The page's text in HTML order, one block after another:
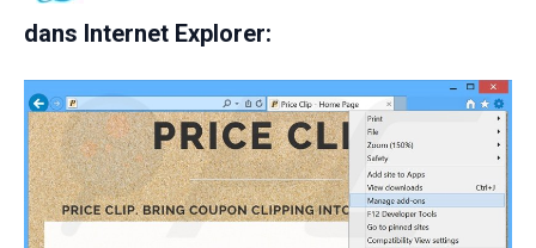
dans Internet Explorer: